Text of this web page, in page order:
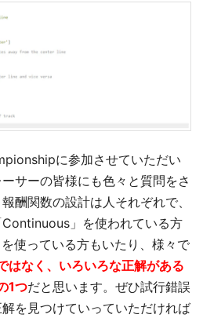
に参加させていただい
サーの皆様にも色々と質問をさ
酬関数の設計は人それぞれで、
」を使われている方
使っている方もいたり、様々で
はなく、いろいろな正解がある
1つだと思います。ぜひ試行錯誤
を見つけていっていただければ